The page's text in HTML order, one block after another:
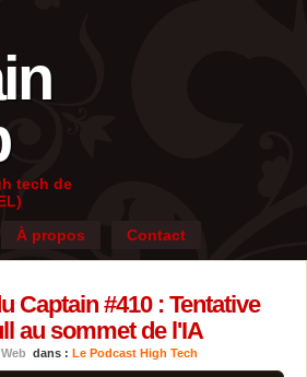
tech de
À propos Contact
Captain #410 : Tentative
au sommet de l'IA
dans : Le Podcast High Tech